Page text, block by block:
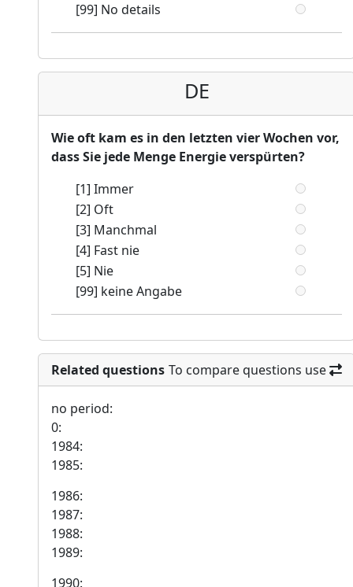
[99] No details
DE
Wie oft kam es in den letzten vier Wochen vor,
dass Sie jede Menge Energie verspürten?
[1] Immer
[2] Oft
[3] Manchmal
[4] Fast nie
[5] Nie
[99] keine Angabe
Related questions To compare questions use
no period:
0:
1984:
1985:
1986:
1987:
1988:
1989:
1990: